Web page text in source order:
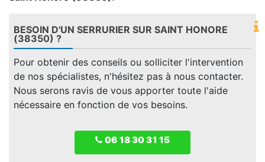
BESOIN D'UN SERRURIER SUR SAINT HONORE
(38350) ?
Pour obtenir des conseils ou solliciter l'intervention
de nos spécialistes, n'hésitez pas à nous contacter.
Nous serons ravis de vous apporter toute l'aide
nécessaire en fonction de vos besoins.
06 18 30 31 15